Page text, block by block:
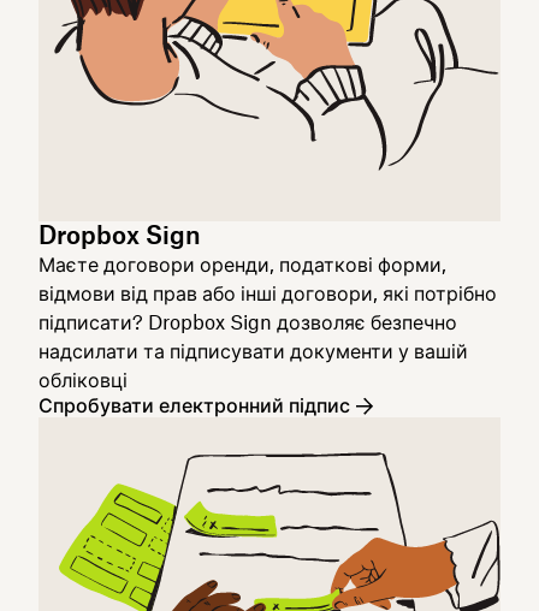
Dropbox Sign
Маєте договори оренди, податкові форми,
відмови від прав або інші договори, які потрібно
підписати? Dropbox Sign дозволяє безпечно
надсилати та підписувати документи у вашій
обліковці
Спробувати електронний підпис